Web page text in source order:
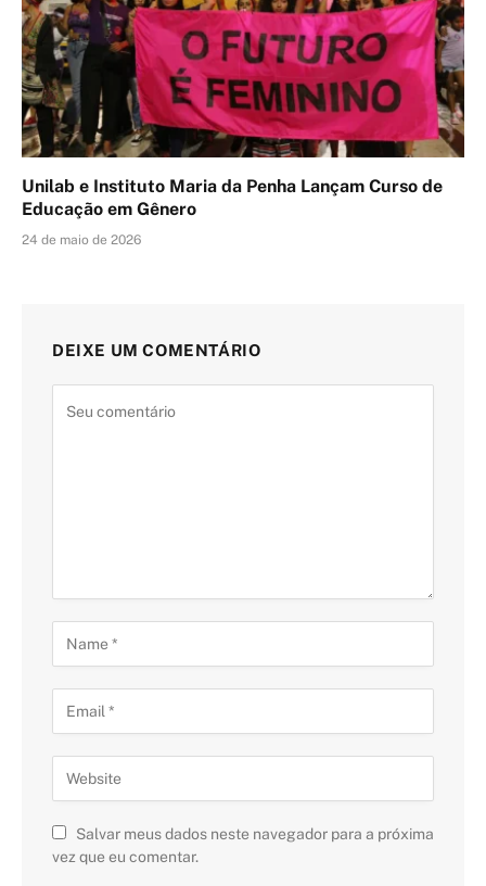
Unilab e Instituto Maria da Penha Lançam Curso de
Educação em Gênero
24 de maio de 2026
DEIXE UM COMENTÁRIO
Salvar meus dados neste navegador para a próxima
vez que eu comentar.